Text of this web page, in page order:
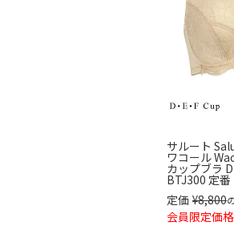
サルート
ワコール
カップブラ
BTJ300 定番
定価 ¥8,800
会員限定価格